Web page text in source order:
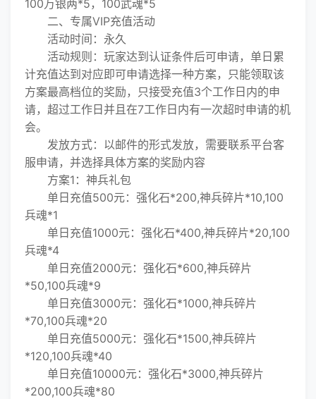
100万银两*5，100武魂*5
二、专属VIP充值活动
活动时间：永久
活动规则：玩家达到认证条件后可申请，单日累
计充值达到对应即可申请选择一种方案，只能领取该
方案最高档位的奖励，只接受充值3个工作日内的申
请，超过工作日并且在7工作日内有一次超时申请的机
会。
发放方式：以邮件的形式发放，需要联系平台客
服申请，并选择具体方案的奖励内容
方案1：神兵礼包
单日充值500元：强化石*200,神兵碎片*10,100
兵魂*1
单日充值1000元：强化石*400,神兵碎片*20,100
兵魂*4
单日充值2000元：强化石*600,神兵碎片
*50,100兵魂*9
单日充值3000元：强化石*1000,神兵碎片
*70,100兵魂*20
单日充值5000元：强化石*1500,神兵碎片
*120,100兵魂*40
单日充值10000元：强化石*3000,神兵碎片
*200,100兵魂*80